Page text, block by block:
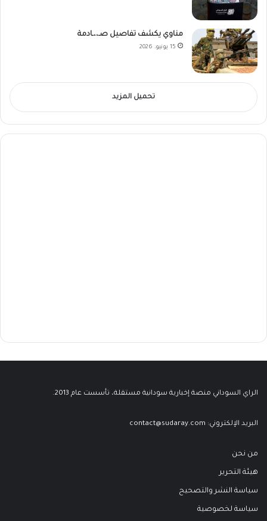
مناوي يكشف تفاصيل صـ،،ـادمة
15 يونيو، 2026
تحميل المزيد
الراي السوداني منصة إخبارية سودانية مستقلة، تأسست عام 2013.
البريد الإلكتروني: contact@sudaray.com
من نحن
هيئة التحرير
سياسة النشر والتصحيح
سياسة لخصوصية